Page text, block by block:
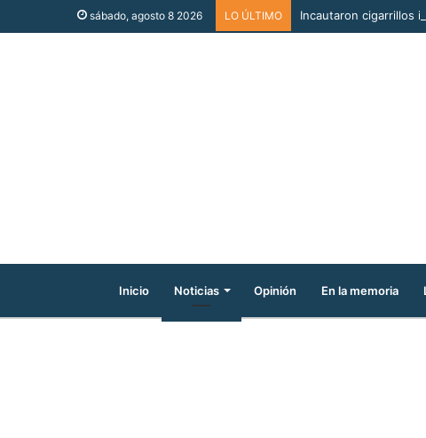
sábado, agosto 8 2026 LO ÚLTIMO Incautaron cigarrillos
Inicio Noticias Opinión En la memoria